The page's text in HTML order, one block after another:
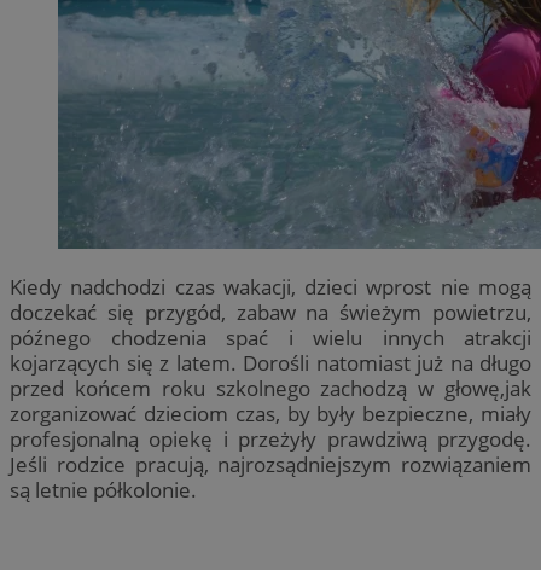
Kiedy nadchodzi czas wakacji, dzieci wprost nie mogą
doczekać się przygód, zabaw na świeżym powietrzu,
późnego chodzenia spać i wielu innych atrakcji
kojarzących się z latem. Dorośli natomiast już na długo
przed końcem roku szkolnego zachodzą w głowę,jak
zorganizować dzieciom czas, by były bezpieczne, miały
profesjonalną opiekę i przeżyły prawdziwą przygodę.
Jeśli rodzice pracują, najrozsądniejszym rozwiązaniem
są letnie półkolonie.